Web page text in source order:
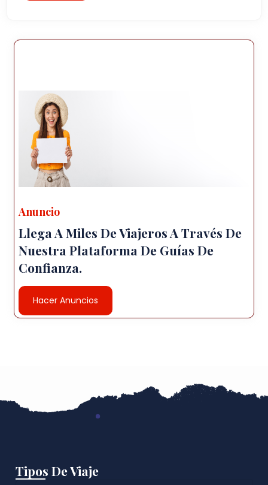
Anuncio
Llega A Miles De Viajeros A Través De
Nuestra Plataforma De Guías De
Confianza.
Hacer Anuncios
Tipos De Viaje